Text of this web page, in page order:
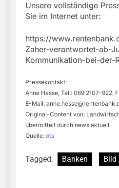
Unsere vollständige
Sie im Internet unter:
https://
Zaher-verantwortet-ab-
Kommunikation-bei-der-
Pressekontakt:
Anne Hesse, Tel.: 069 2107-922,
E-Mail:
Original-Content von:
übermittelt durch news aktuell
Quelle: ots
Tagged: Banken Bild